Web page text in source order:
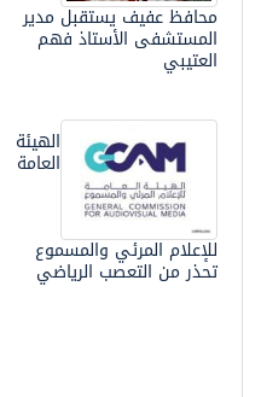
محافظ عفيف يستقبل مدير
المستشفى الأستاذ فهم
العتيبي
الهيئة
العامة
للإعلام المرئي والمسموع
تحذر من التعصب الرياضي